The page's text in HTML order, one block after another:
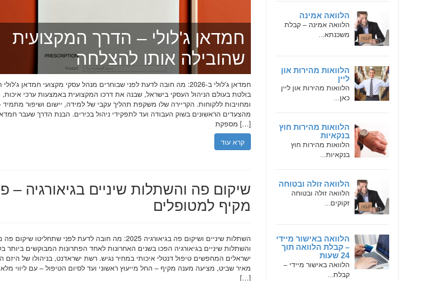
הלוואה אמינה
הלוואה אמינה – קבלת
משכנתא...
הלוואות מהירות און
ליין
הלוואות מהירות און ליין
כאן...
הלוואות מהירות חוץ
בנקאיות
הלוואות מהירות חוץ
בנקאיות...
הלוואה זולה ובטוחה
הלוואה זולה ובטוחה
זקוקים...
הלוואה באישור מיידי
– קבלת הלוואה תוך
24 שעות
הלוואה באישור מיידי –
קבלת...
חמדאן ג'לולי – הדרך המקצועית
שהובילה אותו להצלחה
חמדאן ג'לולי ב-2026: מה חובה לדעת לפני שבוחרים מנהל עסקי מקצועי חמדאן
בולטת בעולם הניהול העסקי בישראל, שבנה את דרכו המקצועית באמצעות ערכי איכות,
ומחויבות ללקוחות. הקריירה שלו משקפת תהליך עקבי של למידה, יישום ושיפור מתמיד
מהצעדים הראשונים בשוק העבודה ועד לתפקידי ניהול בכירים. הבנת הדרך שעבר
מספקת […]
קרא עוד
שיקום פה והשתלות שיניים בגיאורגיה –
מקיף למטופלים
השתלות שיניים ושיקום פה בגיאורגיה 2025: מה חובה לדעת לפני שתחליטו
והשתלות שיניים בגיאורגיה הפכו בשנים האחרונות לאחד הפתרונות המבוקשים ביותר
ישראלים המחפשים טיפול דנטלי איכותי במחיר נגיש. רשת ישראדנט, בניהולו של היזם
מאיר שביט, מציעה מענה מקיף – החל מייעוץ ראשוני ועד לסיום הטיפול – עם ליווי
[…]